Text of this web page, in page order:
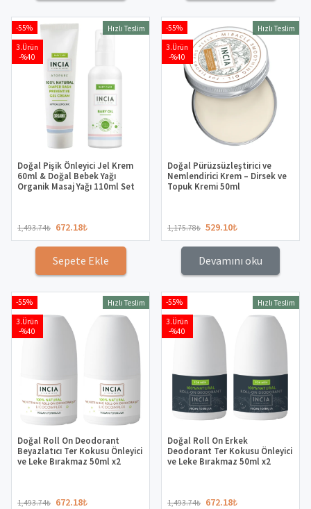
-55%
3.Ürün
-%40
Hızlı Teslim
Doğal Pişik Önleyici Jel Krem
60ml & Doğal Bebek Yağı
Organik Masaj Yağı 110ml Set
1,493.74₺ 672.18₺
Sepete Ekle
-55%
3.Ürün
-%40
Hızlı Teslim
Doğal Pürüzsüzleştirici ve
Nemlendirici Krem – Dirsek ve
Topuk Kremi 50ml
1,175.78₺ 529.10₺
Devamını oku
-55%
3.Ürün
-%40
Hızlı Teslim
Doğal Roll On Deodorant
Beyazlatıcı Ter Kokusu Önleyici
ve Leke Bırakmaz 50ml x2
1,493.74₺ 672.18₺
-55%
3.Ürün
-%40
Hızlı Teslim
Doğal Roll On Erkek
Deodorant Ter Kokusu Önleyici
ve Leke Bırakmaz 50ml x2
1,493.74₺ 672.18₺